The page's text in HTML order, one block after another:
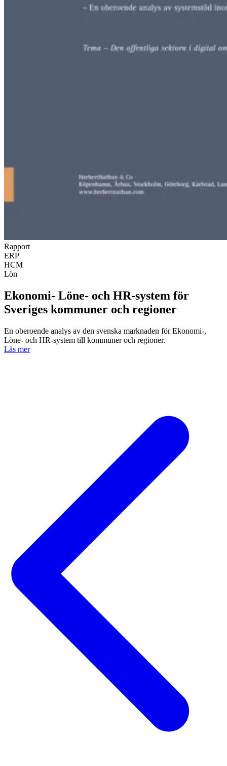
Rapport
ERP
HCM
Lön
Ekonomi- Löne- och HR-system för
Sveriges kommuner och regioner
En oberoende analys av den svenska marknaden för Ekonomi-,
Löne- och HR-system till kommuner och regioner.
Läs mer